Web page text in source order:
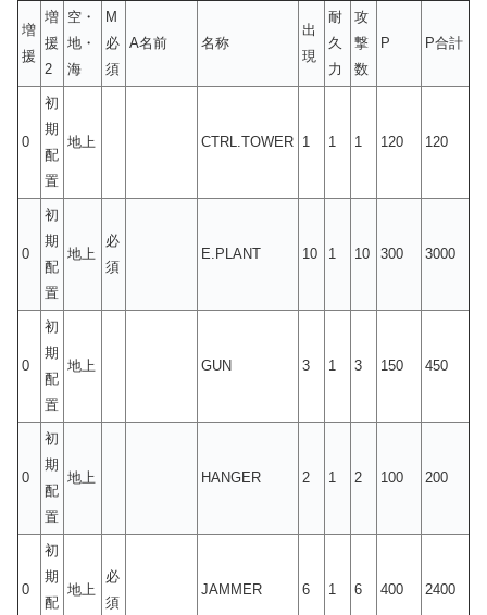
増
援
増
援
2
空・
地・
海
M
必
須
A名前 名称
出
現
耐
久
力
攻
撃
数
P P合計
0
初
期
配
置
地上 CTRL.TOWER 1 1 1 120 120
0
初
期
配
置
地上
必
須
E.PLANT 10 1 10 300 3000
0
初
期
配
置
地上 GUN 3 1 3 150 450
0
初
期
配
置
地上 HANGER 2 1 2 100 200
0
初
期
配
地上
必
須
JAMMER 6 1 6 400 2400